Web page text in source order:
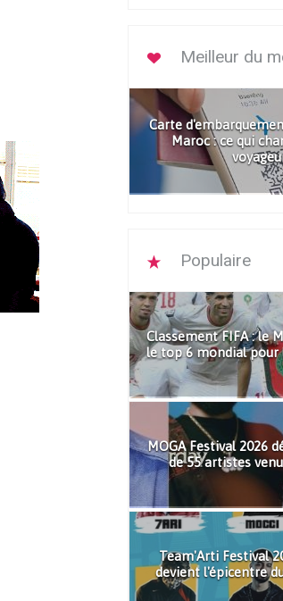
Meilleur du
Carte
Maroc : ce qui
Populaire
Classement FIFA : le
le top 6 mondial
MOGA Festival 2026
de 55 artistes
Team'Arti Festival
devient l'épicentre